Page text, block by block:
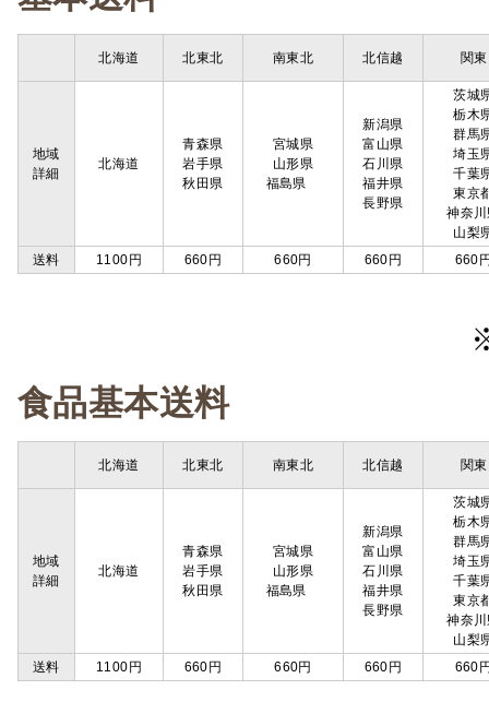
北海道 北東北 南東北 北信越 関東
地域
詳細
北海道
青森県
岩手県
秋田県
宮城県
山形県
福島県
新潟県
富山県
石川県
福井県
長野県
茨城
栃木
群馬
埼玉
千葉
東京
神奈
山梨
送料
1100円 660円 660円 660円 660
食品基本送料
北海道 北東北 南東北 北信越 関東
地域
詳細
北海道
青森県
岩手県
秋田県
宮城県
山形県
福島県
新潟県
富山県
石川県
福井県
長野県
茨城
栃木
群馬
埼玉
千葉
東京
神奈
山梨
送料
1100円 660円 660円 660円 660